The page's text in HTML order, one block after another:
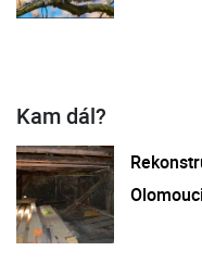
Kam dál?